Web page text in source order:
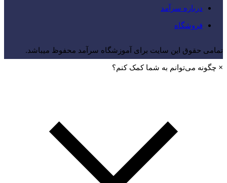
درباره سرآمد
فروشگاه
تمامی حقوق این سایت برای آموزشگاه سرآمد محفوظ میباشد.
× چگونه می‌توانم به شما کمک کنم؟